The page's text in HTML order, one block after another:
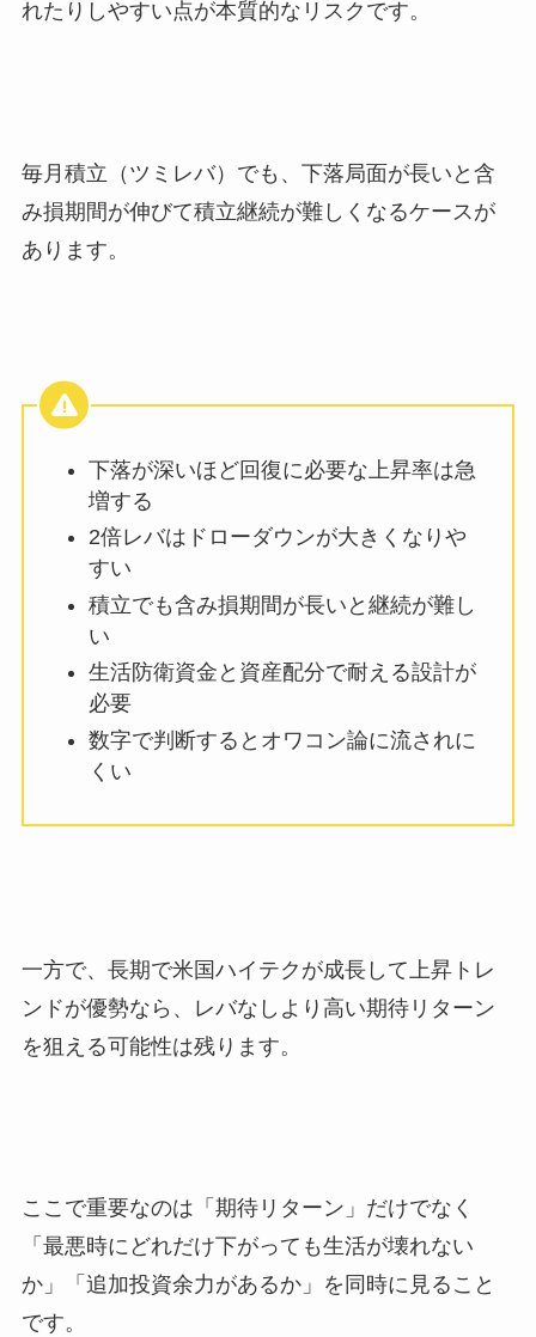
れたりしやすい点が本質的なリスクです。
毎月積立（ツミレバ）でも、下落局面が長いと含
み損期間が伸びて積立継続が難しくなるケースが
あります。
下落が深いほど回復に必要な上昇率は急
増する
2倍レバはドローダウンが大きくなりや
すい
積立でも含み損期間が長いと継続が難し
い
生活防衛資金と資産配分で耐える設計が
必要
数字で判断するとオワコン論に流されに
くい
一方で、長期で米国ハイテクが成長して上昇トレ
ンドが優勢なら、レバなしより高い期待リターン
を狙える可能性は残ります。
ここで重要なのは「期待リターン」だけでなく
「最悪時にどれだけ下がっても生活が壊れない
か」「追加投資余力があるか」を同時に見ること
です。